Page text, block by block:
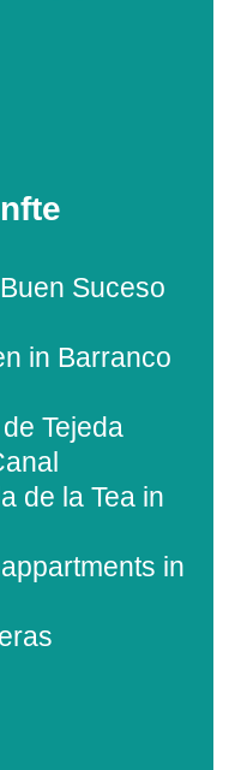
Suceso
in Bar­ranco
Tejeda
de la Tea in
in